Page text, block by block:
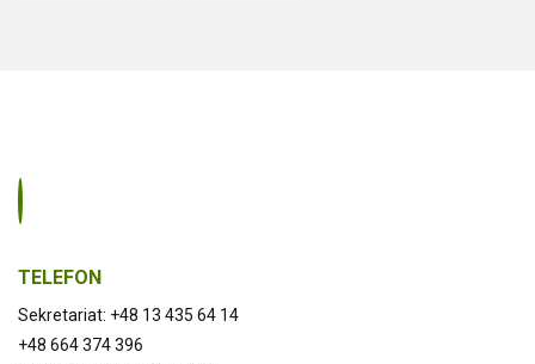
TELEFON
Sekretariat: +48 13 435 64 14
+48 664 374 396